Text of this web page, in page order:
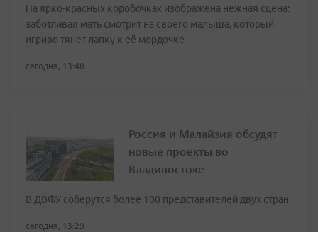
На ярко-красных коробочках изображена нежная сцена:
заботливая мать смотрит на своего малыша, который
игриво тянет лапку к её мордочке
сегодня, 13:48
Россия и Малайзия обсудят
новые проекты во
Владивостоке
В ДВФУ соберутся более 100 представителей двух стран
сегодня, 13:29